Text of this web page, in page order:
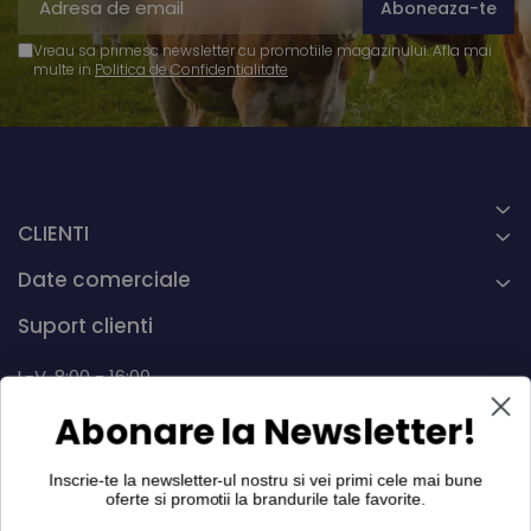
Vreau sa primesc newsletter cu promotiile magazinului. Afla mai
multe in Politica de Confidentialitate
CLIENTI
Date comerciale
Suport clienti
L-V, 8:00 - 16:00
0742 268.889
info@dairymax.ro
Abonare la Newsletter!
Inscrie-te la newsletter-ul nostru si vei primi cele mai bune
oferte si promotii la brandurile tale favorite.